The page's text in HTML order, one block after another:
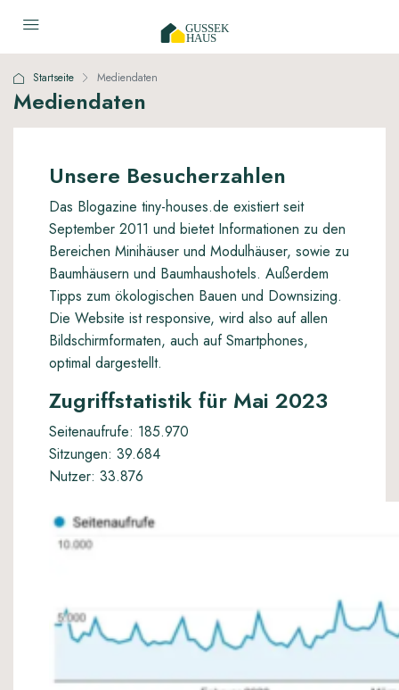
Startseite Mediendaten
Mediendaten
Unsere Besucherzahlen
Das Blogazine tiny-houses.de existiert seit
September 2011 und bietet Informationen zu den
Bereichen Minihäuser und Modulhäuser, sowie zu
Baumhäusern und Baumhaushotels. Außerdem
Tipps zum ökologischen Bauen und Downsizing.
Die Website ist responsive, wird also auf allen
Bildschirmformaten, auch auf Smartphones,
optimal dargestellt.
Zugriffstatistik für Mai 2023
Seitenaufrufe: 185.970
Sitzungen: 39.684
Nutzer: 33.876